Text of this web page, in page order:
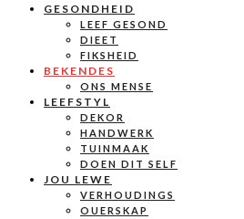
GESONDHEID
LEEF GESOND
DIEET
FIKSHEID
BEKENDES
ONS MENSE
LEEFSTYL
DEKOR
HANDWERK
TUINMAAK
DOEN DIT SELF
JOU LEWE
VERHOUDINGS
OUERSKAP